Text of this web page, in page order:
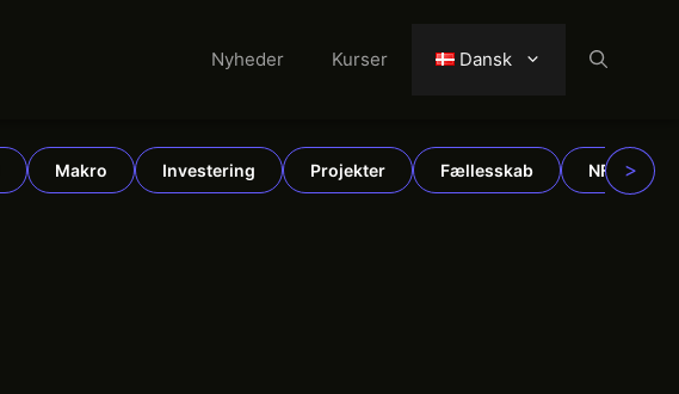
Nyheder Kurser Dansk
Makro Investering Projekter Fællesskab NFT >